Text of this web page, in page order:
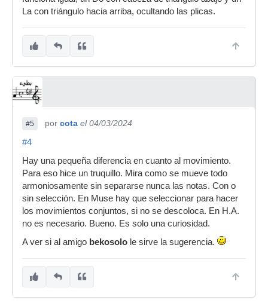
La con triángulo hacia arriba, ocultando las plicas.
#5 por cota el 04/03/2024
#4
Hay una pequeña diferencia en cuanto al movimiento.
Para eso hice un truquillo. Mira como se mueve todo
armoniosamente sin separarse nunca las notas. Con o
sin selección. En Muse hay que seleccionar para hacer
los movimientos conjuntos, si no se descoloca. En H.A.
no es necesario. Bueno. Es solo una curiosidad.
A ver si al amigo bekosolo le sirve la sugerencia.